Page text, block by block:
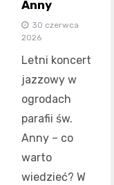
Anny
30 czerwca
2026
Letni koncert
jazzowy w
ogrodach
parafii św.
Anny – co
warto
wiedzieć? W